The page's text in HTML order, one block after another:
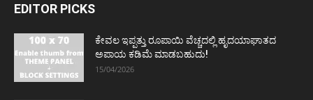
EDITOR PICKS
ಕೇವಲ ಇಪ್ಪತ್ತು ರೂಪಾಯಿ ವೆಚ್ಚದಲ್ಲಿ ಹೃದಯಾಘಾತದ
ಅಪಾಯ ಕಡಿಮೆ ಮಾಡಬಹುದು!
15/04/2026